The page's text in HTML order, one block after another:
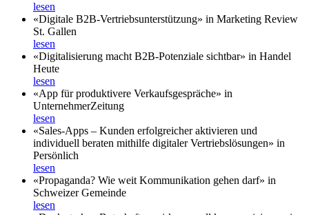
lesen
«Digitale B2B-Vertriebsunterstützung» in Marketing Review
St. Gallen
lesen
«Digitalisierung macht B2B-Potenziale sichtbar» in Handel
Heute
lesen
«App für produktivere Verkaufsgespräche» in
UnternehmerZeitung
lesen
«Sales-Apps – Kunden erfolgreicher aktivieren und
individuell beraten mithilfe digitaler Vertriebslösungen» in
Persönlich
lesen
«Propaganda? Wie weit Kommunikation gehen darf» in
Schweizer Gemeinde
lesen